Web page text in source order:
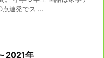
点連発でス ...
2021年